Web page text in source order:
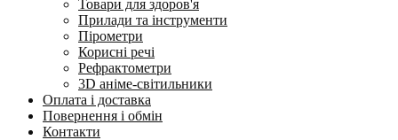
Товари для здоров'я
Прилади та інструменти
Пірометри
Корисні речі
Рефрактометри
3D аніме-світильники
Оплата і доставка
Повернення і обмін
Контакти